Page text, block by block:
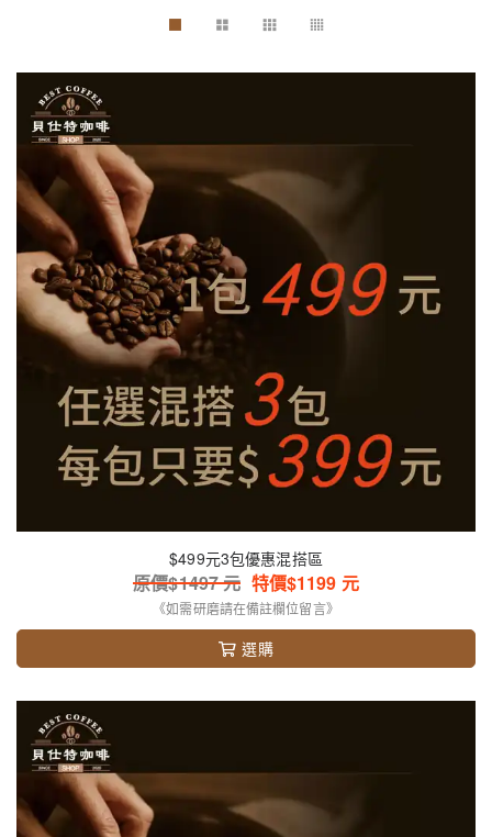
$499元3包優惠混搭區
原價$1497元 特價$1199 元
《如需研磨請在備註欄位留言》
選購